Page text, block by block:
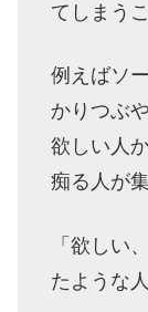
てしまう
例えばソ
かりつぶ
欲しい人
痴る人が
「欲しい
たような